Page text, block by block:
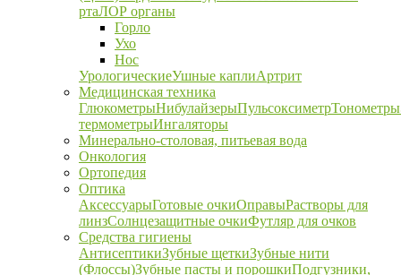
ртаЛОР органы
Горло
Ухо
Нос
УрологическиеУшные каплиАртрит
Медицинская техника
ГлюкометрыНибулайзерыПульсоксиметрТонометры
термометрыИнгаляторы
Минерально-столовая, питьевая вода
Онкология
Ортопедия
Оптика
АксессуарыГотовые очкиОправыРастворы для
линзСолнцезащитные очкиФутляр для очков
Средства гигиены
АнтисептикиЗубные щеткиЗубные нити
(Флоссы)Зубные пасты и порошкиПодгузники,